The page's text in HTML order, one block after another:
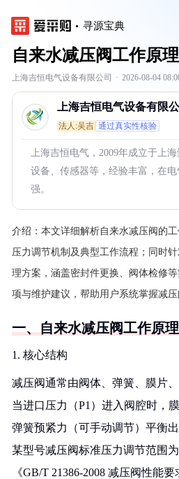
寻源宝典
自来水减压阀工作原
上海吉恒电气设备有限公司 · 2026-08-04
上海吉恒电气设备有限
法人:吴吉 通过真实性核验
上海吉恒电气，2009年成立于上
设备、传感器等，经验丰富，在
强。
介绍： 本文详细解析自来水减压阀的
压力调节机制及典型工作流程；同时
理方案，涵盖密封件更换、阀体检修
项与维护建议，帮助用户系统掌握减压
一、自来水减压阀工作原理
1. 核心结构
减压阀通常由阀体、弹簧、膜片
当进口压力（P1）进入阀腔时，
弹簧预紧力（可手动调节）平衡
某型号减压阀标准压力调节范围
《GB/T 21386-2008 减压阀性能